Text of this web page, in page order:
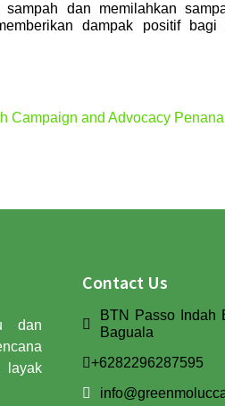
sampah dan memilahkan
dampak positif
Campaign and Advocacy
dan
layak
Contact Us
BTN Passo Indah
Baguala
+6282296287595